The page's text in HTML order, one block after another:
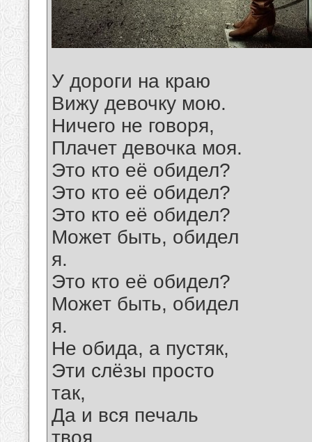
У дороги на краю
Вижу девочку мою.
Ничего не говоря,
Плачет девочка моя.
Это кто её обидел?
Это кто её обидел?
Это кто её обидел?
Может быть, обидел
я.
Это кто её обидел?
Может быть, обидел
я.
Не обида, а пустяк,
Эти слёзы просто
так,
Да и вся печаль